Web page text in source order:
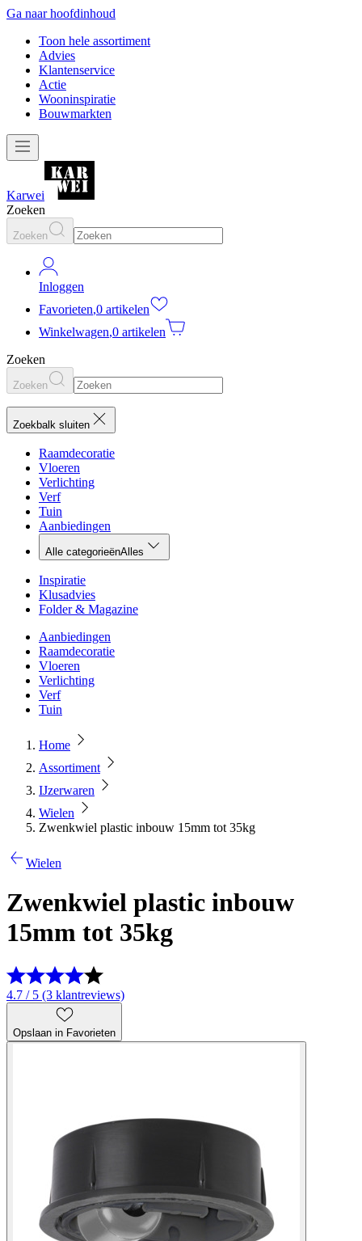
Ga naar hoofdinhoud
Toon hele assortiment
Advies
Klantenservice
Actie
Wooninspiratie
Bouwmarkten
Karwei
Zoeken
Zoeken
Inloggen
Favorieten,0 artikelen
Winkelwagen,0 artikelen
Zoeken
Zoeken
Zoekbalk sluiten
Raamdecoratie
Vloeren
Verlichting
Verf
Tuin
Aanbiedingen
Alle categorieënAlles
Inspiratie
Klusadvies
Folder & Magazine
Aanbiedingen
Raamdecoratie
Vloeren
Verlichting
Verf
Tuin
Home
Assortiment
IJzerwaren
Wielen
Zwenkwiel plastic inbouw 15mm tot 35kg
Wielen
Zwenkwiel plastic inbouw
15mm tot 35kg
4.7 / 5 (3 klantreviews)
Opslaan in Favorieten